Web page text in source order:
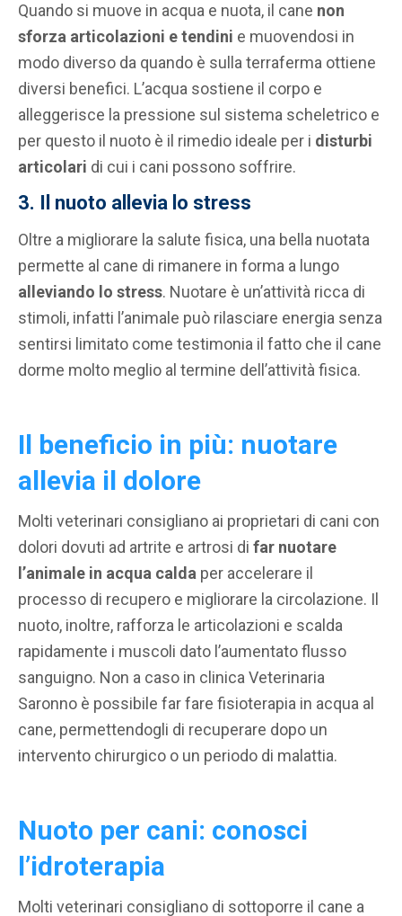
Quando si muove in acqua e nuota, il cane non
sforza articolazioni e tendini e muovendosi in
modo diverso da quando è sulla terraferma ottiene
diversi benefici. L’acqua sostiene il corpo e
alleggerisce la pressione sul sistema scheletrico e
per questo il nuoto è il rimedio ideale per i disturbi
articolari di cui i cani possono soffrire.
3. Il nuoto allevia lo stress
Oltre a migliorare la salute fisica, una bella nuotata
permette al cane di rimanere in forma a lungo
alleviando lo stress. Nuotare è un’attività ricca di
stimoli, infatti l’animale può rilasciare energia senza
sentirsi limitato come testimonia il fatto che il cane
dorme molto meglio al termine dell’attività fisica.
Il beneficio in più: nuotare
allevia il dolore
Molti veterinari consigliano ai proprietari di cani con
dolori dovuti ad artrite e artrosi di far nuotare
l’animale in acqua calda per accelerare il
processo di recupero e migliorare la circolazione. Il
nuoto, inoltre, rafforza le articolazioni e scalda
rapidamente i muscoli dato l’aumentato flusso
sanguigno. Non a caso in clinica Veterinaria
Saronno è possibile far fare fisioterapia in acqua al
cane, permettendogli di recuperare dopo un
intervento chirurgico o un periodo di malattia.
Nuoto per cani: conosci
l’idroterapia
Molti veterinari consigliano di sottoporre il cane a